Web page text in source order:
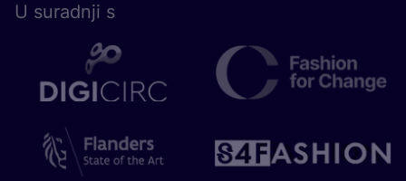
U surad­nji s